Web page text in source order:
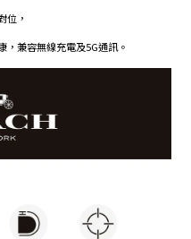
位，
，兼容無線充電及5G通訊。